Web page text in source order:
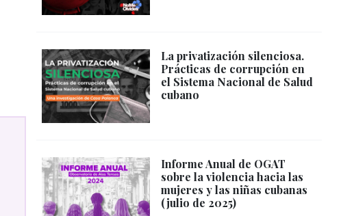
La privatización silenciosa.
Prácticas de corrupción en
el Sistema Nacional de Salud
cubano
Informe Anual de OGAT
sobre la violencia hacia las
mujeres y las niñas cubanas
(julio de 2025)